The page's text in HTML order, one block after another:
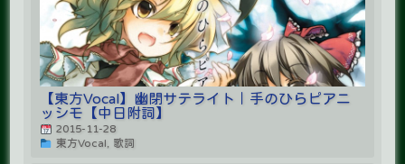
【東方Vocal】幽閉サテライト｜手のひらピアニ
ッシモ【中日附詞】
2015-11-28
東方Vocal, 歌詞